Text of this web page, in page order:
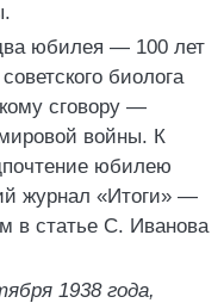
юбилея — 100 лет
биолога
сговору —
войны. К
юбилею
журнал «Итоги» —
в статье С. Иванова
1938 года,